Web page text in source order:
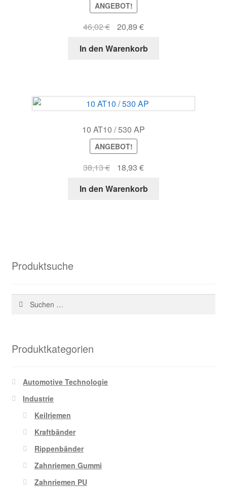
ANGEBOT!
46,02€
Ursprünglicher
war:
20,89 €Aktueller
ist:
In den Warenkorb
10 AT10 / 530 AP
ANGEBOT!
38,13€
Ursprünglicher
war:
18,93 €Aktueller
ist:
In den Warenkorb
Produktsuche
Suchen
Produktkategorien
Automotive Technologie
Industrie
Keilriemen
Kraftbänder
Rippenbänder
Zahnriemen Gummi
Zahnriemen PU